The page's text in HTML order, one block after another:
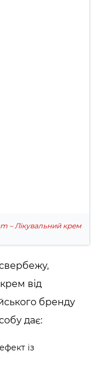
– Лікувальний крем
від
бренду
дає:
із